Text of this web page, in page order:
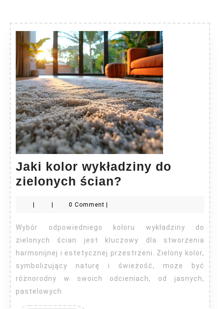
Jaki kolor wykładziny do
zielonych ścian?
do
zielonych
ścian?
0 Comment
Wybór odpowiedniego koloru wykładziny do
zielonych ścian jest kluczowy dla stworzenia
harmonijnej i estetycznej przestrzeni. Zielony kolor,
symbolizujący naturę i świeżość, może być
różnorodny w swoich odcieniach, od jasnych,
pastelowych